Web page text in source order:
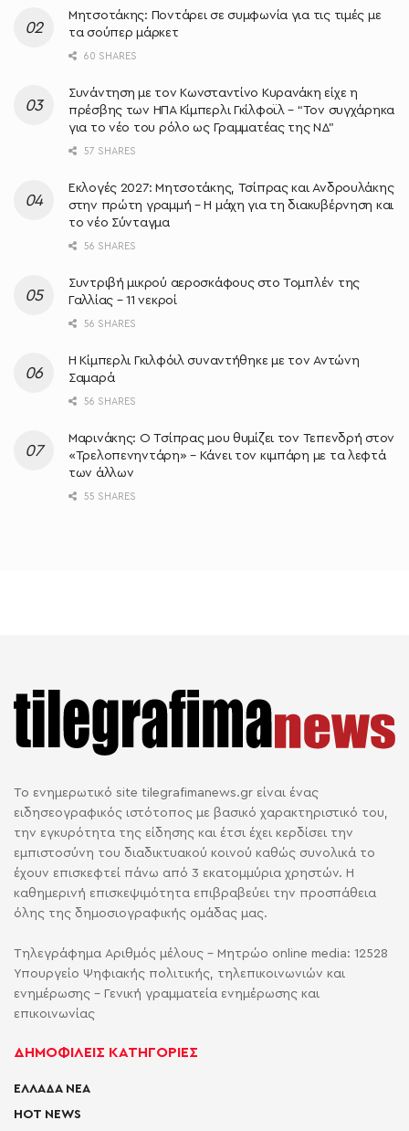
Μητσοτάκης: Ποντάρει σε συμφωνία για τις τιμές με
τα σούπερ μάρκετ
60 SHARES
Συνάντηση με τον Κωνσταντίνο Κυρανάκη είχε η
πρέσβης των ΗΠΑ Κίμπερλι Γκίλφοϊλ – “Τον συγχάρηκα
για το νέο του ρόλο ως Γραμματέας της ΝΔ”
57 SHARES
Εκλογές 2027: Μητσοτάκης, Τσίπρας και Ανδρουλάκης
στην πρώτη γραμμή – Η μάχη για τη διακυβέρνηση και
το νέο Σύνταγμα
56 SHARES
Συντριβή μικρού αεροσκάφους στο Τομπλέν της
Γαλλίας – 11 νεκροί
56 SHARES
Η Κίμπερλι Γκιλφόιλ συναντήθηκε με τον Αντώνη
Σαμαρά
56 SHARES
Μαρινάκης: Ο Τσίπρας μου θυμίζει τον Τεπενδρή στον
«Τρελοπενηντάρη» – Κάνει τον κιμπάρη με τα λεφτά
των άλλων
55 SHARES
Το ενημερωτικό site tilegrafimanews.gr είναι ένας
ειδησεογραφικός ιστότοπος με βασικό χαρακτηριστικό του,
την εγκυρότητα της είδησης και έτσι έχει κερδίσει την
εμπιστοσύνη του διαδικτυακού κοινού καθώς συνολικά το
έχουν επισκεφτεί πάνω από 3 εκατομμύρια χρηστών. Η
καθημερινή επισκεψιμότητα επιβραβεύει την προσπάθεια
όλης της δημοσιογραφικής ομάδας μας.
Τηλεγράφημα Αριθμός μέλους - Μητρώο online media: 12528
Υπουργείο Ψηφιακής πολιτικής, τηλεπικοινωνιών και
ενημέρωσης - Γενική γραμματεία ενημέρωσης και
επικοινωνίας
ΔΗΜΟΦΙΛΕΙΣ ΚΑΤΗΓΟΡΙΕΣ
ΕΛΛΑΔΑ ΝΕΑ
HOT NEWS